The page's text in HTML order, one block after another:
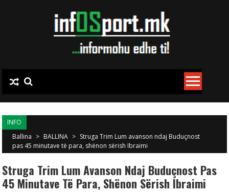
INFO
Ballina > BALLINA > Struga Trim Lum avanson ndaj Buduçnost
pas 45 minutave të para, shënon sërish Ibraimi
Struga Trim Lum Avanson Ndaj Buduçnost Pas
45 Minutave Të Para, Shënon Sërish Ibraimi